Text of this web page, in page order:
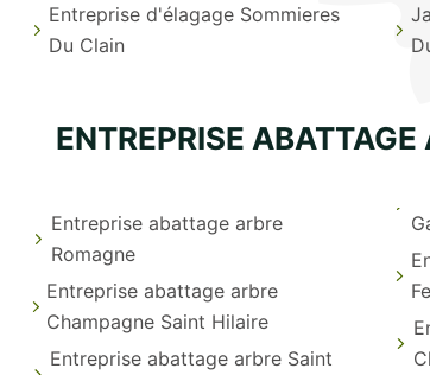
Entreprise d'élagage Sommieres
Du Clain
ENTREPRISE
Entreprise abattage arbre
Romagne
Entreprise abattage arbre
Champagne Saint Hilaire
Entreprise abattage arbre Saint